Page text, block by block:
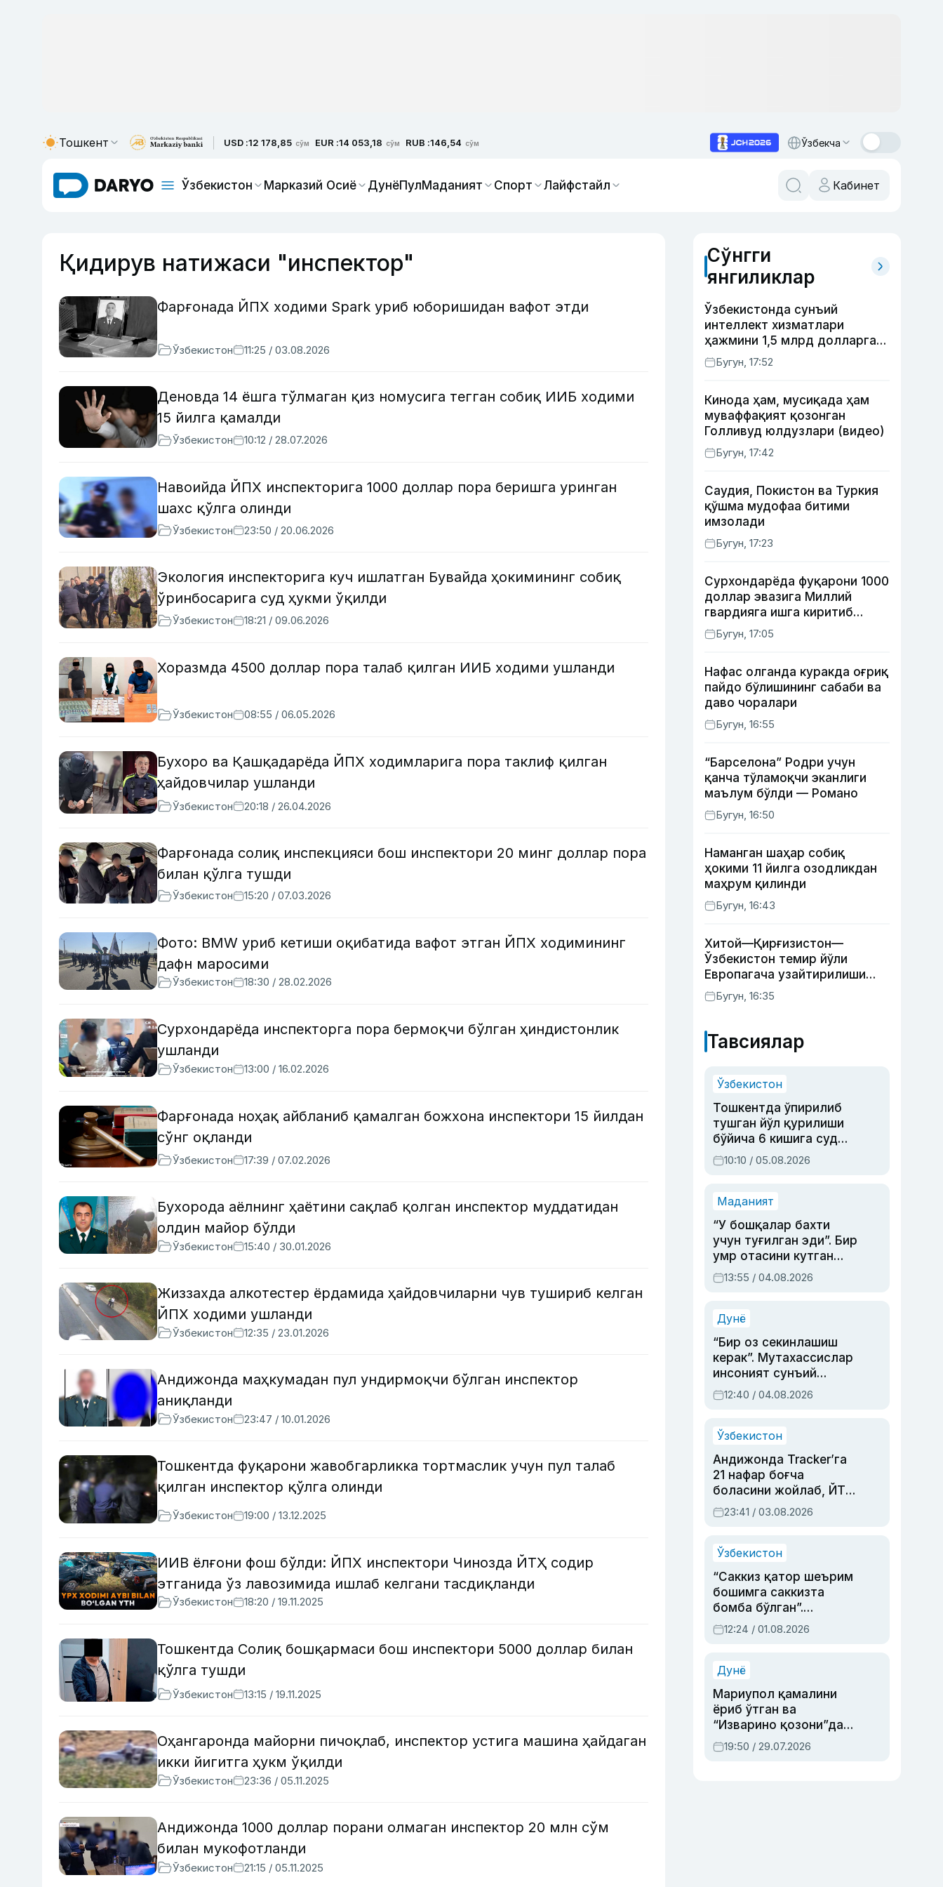
Тошкент USD :12 178,85 сўм EUR :14 053,18 сўм RUB :146,54 сўм Ўзбекча
Ўзбекистон Марказий Осиё ДунёПулМаданият Спорт Лайфстайл Кабинет
Қидирув натижаси "инспектор"
Фарғонада ЙПХ ходими Spark уриб юборишидан вафот этди
Ўзбекистон 11:25 / 03.08.2026
Деновда 14 ёшга тўлмаган қиз номусига тегган собиқ ИИБ ходими
15 йилга қамалди
Ўзбекистон 10:12 / 28.07.2026
Навоийда ЙПХ инспекторига 1000 доллар пора беришга уринган
шахс қўлга олинди
Ўзбекистон 23:50 / 20.06.2026
Экология инспекторига куч ишлатган Бувайда ҳокимининг собиқ
ўринбосарига суд ҳукми ўқилди
Ўзбекистон 18:21 / 09.06.2026
Хоразмда 4500 доллар пора талаб қилган ИИБ ходими ушланди
Ўзбекистон 08:55 / 06.05.2026
Бухоро ва Қашқадарёда ЙПХ ходимларига пора таклиф қилган
ҳайдовчилар ушланди
Ўзбекистон 20:18 / 26.04.2026
Фарғонада солиқ инспекцияси бош инспектори 20 минг доллар пора
билан қўлга тушди
Ўзбекистон 15:20 / 07.03.2026
Фото: BMW уриб кетиши оқибатида вафот этган ЙПХ ходимининг
дафн маросими
Ўзбекистон 18:30 / 28.02.2026
Сурхондарёда инспекторга пора бермоқчи бўлган ҳиндистонлик
ушланди
Ўзбекистон 13:00 / 16.02.2026
Фарғонада ноҳақ айбланиб қамалган божхона инспектори 15 йилдан
сўнг оқланди
Ўзбекистон 17:39 / 07.02.2026
Бухорода аёлнинг ҳаётини сақлаб қолган инспектор муддатидан
олдин майор бўлди
Ўзбекистон 15:40 / 30.01.2026
Жиззахда алкотестер ёрдамида ҳайдовчиларни чув тушириб келган
ЙПХ ходими ушланди
Ўзбекистон 12:35 / 23.01.2026
Андижонда маҳкумадан пул ундирмоқчи бўлган инспектор
аниқланди
Ўзбекистон 23:47 / 10.01.2026
Тошкентда фуқарони жавобгарликка тортмаслик учун пул талаб
қилган инспектор қўлга олинди
Ўзбекистон 19:00 / 13.12.2025
ИИВ ёлғони фош бўлди: ЙПХ инспектори Чинозда ЙТҲ содир
этганида ўз лавозимида ишлаб келгани тасдиқланди
Ўзбекистон 18:20 / 19.11.2025
Тошкентда Солиқ бошқармаси бош инспектори 5000 доллар билан
қўлга тушди
Ўзбекистон 13:15 / 19.11.2025
Оҳангаронда майoрни пичоқлаб, инспектор устига машина ҳайдаган
икки йигитга ҳукм ўқилди
Ўзбекистон 23:36 / 05.11.2025
Андижонда 1000 доллар порани олмаган инспектор 20 млн сўм
билан мукофотланди
Ўзбекистон 21:15 / 05.11.2025
Сўнгги
янгиликлар
Ўзбекистонда сунъий
интеллект хизматлари
ҳажмини 1,5 млрд долларга
етказиш
режалаштирилмоқда
Бугун, 17:52
Кинода ҳам, мусиқада ҳам
муваффақият қозонган
Голливуд юлдузлари (видео)
Бугун, 17:42
Саудия, Покистон ва Туркия
қўшма мудофаа битими
имзолади
Бугун, 17:23
Сурхондарёда фуқарони 1000
доллар эвазига Миллий
гвардияга ишга киритиб
қўймоқчи бўлган шахс
ушланди
Бугун, 17:05
Нафас олганда куракда оғриқ
пайдо бўлишининг сабаби ва
даво чоралари
Бугун, 16:55
“Барселона” Родри учун
қанча тўламоқчи эканлиги
маълум бўлди — Романо
Бугун, 16:50
Наманган шаҳар собиқ
ҳокими 11 йилга озодликдан
маҳрум қилинди
Бугун, 16:43
Хитой—Қирғизистон—
Ўзбекистон темир йўли
Европагача узайтирилиши
мумкин
Бугун, 16:35
Тавсиялар
Ўзбекистон
Тошкентда ўпирилиб
тушган йўл қурилиши
бўйича 6 кишига суд
ҳукми ўқилди
10:10 / 05.08.2026
Маданият
“У бошқалар бахти
учун туғилган эди”. Бир
умр отасини кутган
актриса ва дубльяж
устаси Римма
синовларга тўла ҳаёти
13:55 / 04.08.2026
Дунё
“Бир оз секинлашиш
керак”. Мутахассислар
инсоният сунъий
интеллектни бошқара
олмай қолишидан
12:40 / 04.08.2026
Ўзбекистон
Андижонда Tracker’га
21 нафар боғча
боласини жойлаб, ЙТҲ
содир этган аёлга суд
ҳукми ўқилди
23:41 / 03.08.2026
Ўзбекистон
“Саккиз қатор шеърим
бошимга саккизта
бомба бўлган”.
Абдулла Ориповни
сиёсий айбловлардан
12:24 / 01.08.2026
Дунё
Мариупол қамалини
ёриб ўтган ва
“Изварино қозони”дан
чиққан қаҳрамон —
Украина армияси бош
19:50 / 29.07.2026